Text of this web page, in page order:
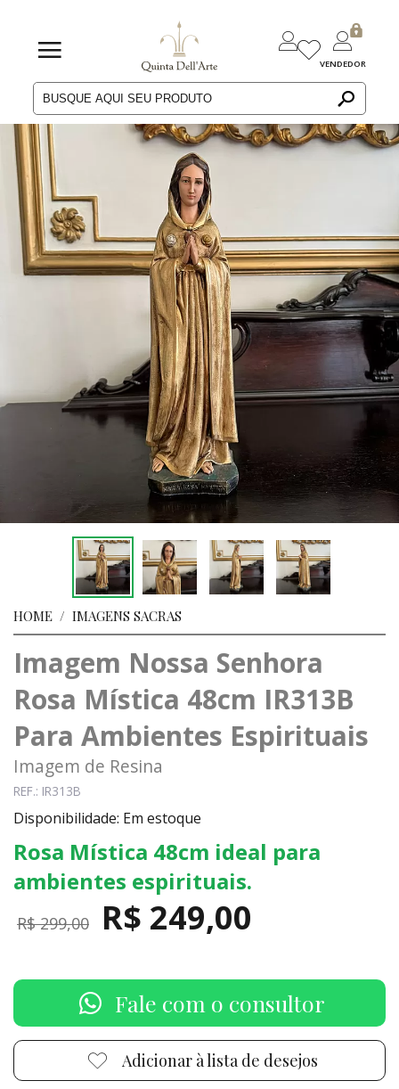
VENDEDOR
HOME / IMAGENS SACRAS
Imagem Nossa Senhora
Rosa Mística 48cm IR313B
Para Ambientes Espirituais
Imagem de Resina
REF.: IR313B
Disponibilidade: Em estoque
Rosa Mística 48cm ideal para
ambientes espirituais.
R$ 299,00 R$ 249,00
Fale com o consultor
Adicionar à lista de desejos